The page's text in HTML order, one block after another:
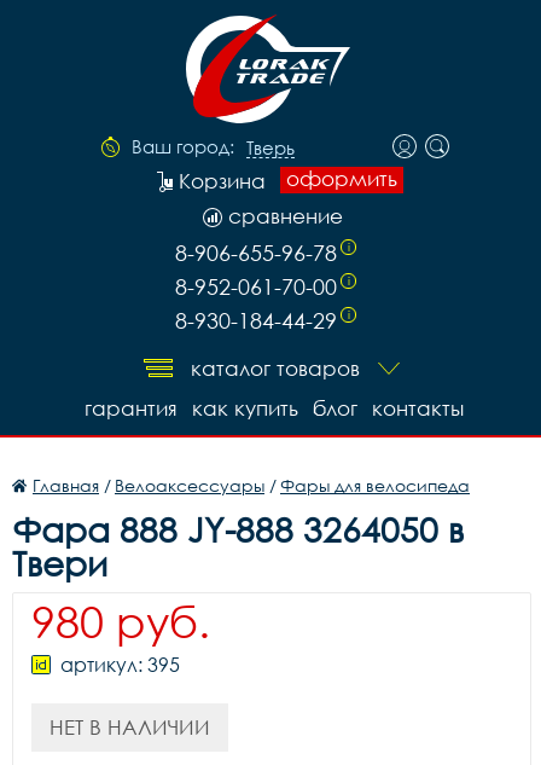
Ваш город: Тверь
оформить
Корзина
сравнение
8-906-655-96-78 i
8-952-061-70-00 i
8-930-184-44-29 i
каталог товаров
контакты
блог
как купить
гарантия
Главная / Велоаксессуары /Фары для велосипеда
Фара 888 JY-888 3264050 в
Твери
980 руб.
артикул: 395
НЕТ В НАЛИЧИИ